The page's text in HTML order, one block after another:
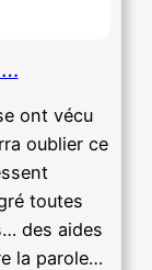
ont vécu
oublier ce
toutes
des aides
la parole…